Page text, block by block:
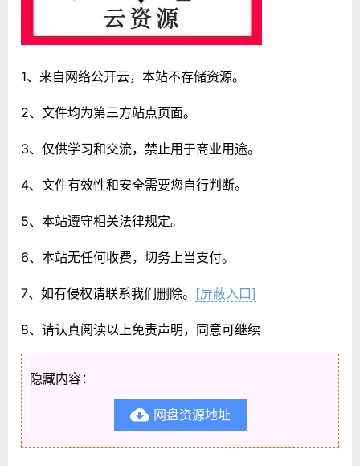
1、来自网络公开云，本站不存储资源。
2、文件均为第三方站点页面。
3、仅供学习和交流，禁止用于商业用途。
4、文件有效性和安全需要您自行判断。
5、本站遵守相关法律规定。
6、本站无任何收费，切务上当支付。
7、如有侵权请联系我们删除。 [屏蔽入口]
8、请认真阅读以上免责声明，同意可继续
隐藏内容：
网盘资源地址